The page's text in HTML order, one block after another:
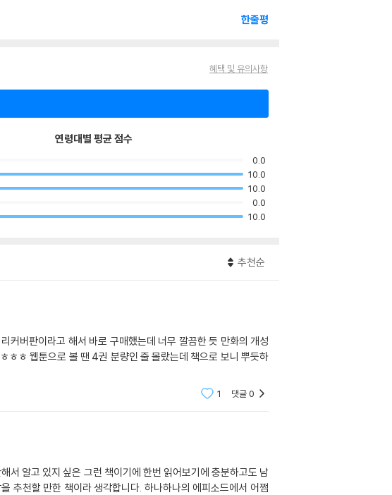
한줄평
혜택 및 유의사항
연령대별 평균 점수
0.0
10.0
10.0
0.0
10.0
추천순
커버판이라고 해서 바로 구매했는데 너무 깔끔한 듯 만화의 개성
ㅎㅎ 웹툰으로 볼 땐 4권 분량인 줄 몰랐는데 책으로 보니 뿌듯하
1 댓글0
서 알고 있지 싶은 그런 책이기에 한번 읽어보기에 충분하고도 남
추천할 만한 책이라 생각합니다. 하나하나의 에피소드에서 어쩜